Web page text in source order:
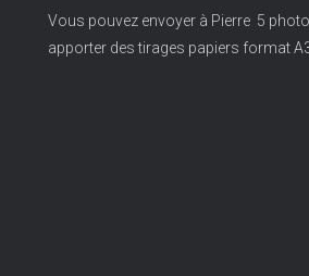
Vous pouvez envoyer à Pierre 5
apporter des tirages papiers format